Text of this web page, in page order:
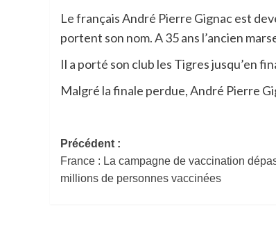
Le français André Pierre Gignac est
portent son nom. A 35 ans l’ancien
Il a porté son club les Tigres jusqu’en
Malgré la finale perdue, André Pierre
Navigation
d’article
Précédent :
France : La campagne de vaccination
millions de personnes vaccinées